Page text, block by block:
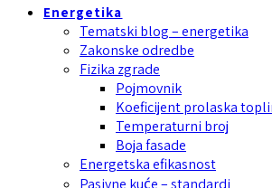
Energetika
Tematski blog – energetika
Zakonske odredbe
Fizika zgrade
Pojmovnik
Koeficijent prolaska
Temperaturni broj
Boja fasade
Energetska efikasnost
Pasivne kuće – standardi